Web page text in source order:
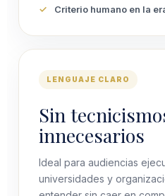
Criterio humano en la
LENGUAJE CLARO
Sin
innecesarios
Ideal para audiencias
universidades y